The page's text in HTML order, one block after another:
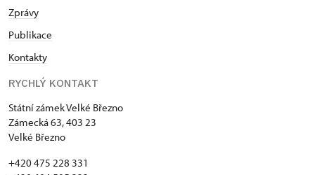
Zprávy
Publikace
Kontakty
RYCHLÝ KONTAKT
Státní zámek Velké Březno
Zámecká 63, 403 23
Velké Březno
+420 475 228 331